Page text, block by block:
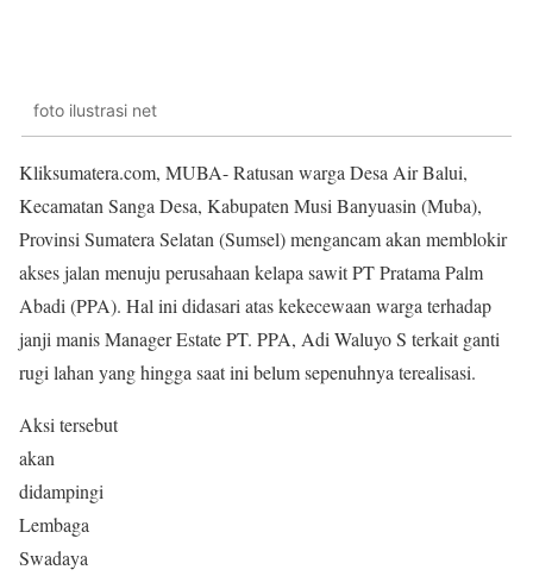
foto ilustrasi net
Kliksumatera.com, MUBA- Ratusan warga Desa Air Balui,
Kecamatan Sanga Desa, Kabupaten Musi Banyuasin (Muba),
Provinsi Sumatera Selatan (Sumsel) mengancam akan memblokir
akses jalan menuju perusahaan kelapa sawit PT Pratama Palm
Abadi (PPA). Hal ini didasari atas kekecewaan warga terhadap
janji manis Manager Estate PT. PPA, Adi Waluyo S terkait ganti
rugi lahan yang hingga saat ini belum sepenuhnya terealisasi.
Aksi tersebut
akan
didampingi
Lembaga
Swadaya